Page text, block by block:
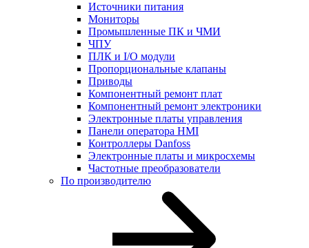
Источники питания
Мониторы
Промышленные ПК и ЧМИ
ЧПУ
ПЛК и I/O модули
Пропорциональные клапаны
Приводы
Компонентный ремонт плат
Компонентный ремонт электроники
Электронные платы управления
Панели оператора HMI
Контроллеры Danfoss
Электронные платы и микросхемы
Частотные преобразователи
По производителю